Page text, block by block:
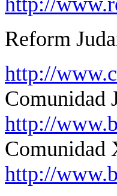
Reform
http://
Comunidad
http://
Comunidad
http://